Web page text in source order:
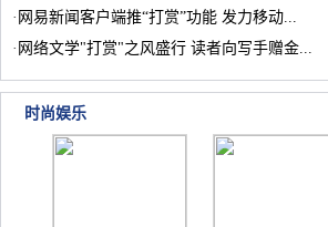
· 网易新闻客户端推“打赏”功能 发力移动...
· 网络文学"打赏"之风盛行 读者向写手赠金...
时尚娱乐